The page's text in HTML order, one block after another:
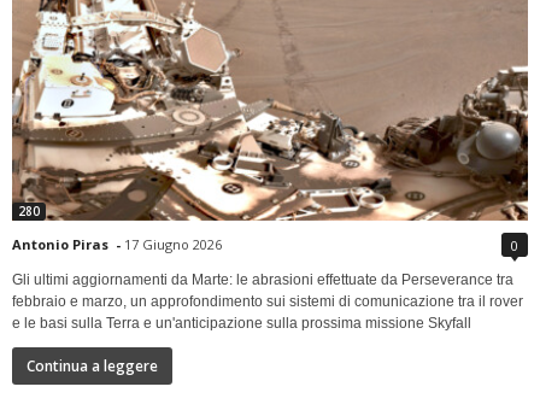
280
Antonio Piras - 17 Giugno 2026 0
Gli ultimi aggiornamenti da Marte: le abrasioni effettuate da Perseverance tra
febbraio e marzo, un approfondimento sui sistemi di comunicazione tra il rover
e le basi sulla Terra e un'anticipazione sulla prossima missione Skyfall
Continua a leggere